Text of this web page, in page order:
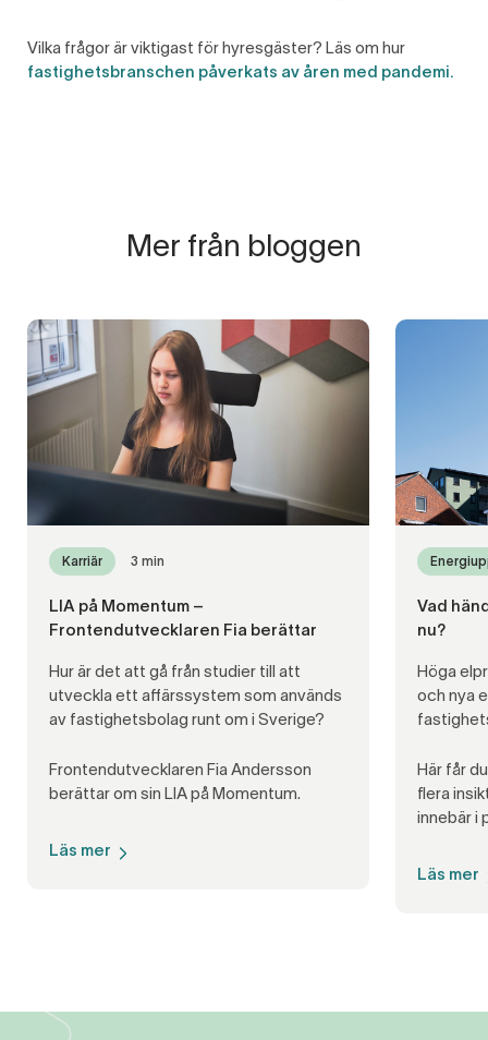
Vilka frågor är viktigast för hyresgäster? Läs om hur
fastighetsbranschen påverkats av åren med pandemi.
Mer från bloggen
Karriär 3 min
LIA på Momentum –
Frontendutvecklaren Fia berättar
Hur är det att gå från studier till att
utveckla ett affärssystem som används
av fastighetsbolag runt om i Sverige?
Frontendutvecklaren Fia Andersson
berättar om sin LIA på Momentum.
Läs mer
Vad
nu?
Höga
och nya
Här får
flera
innebär i
Läs mer